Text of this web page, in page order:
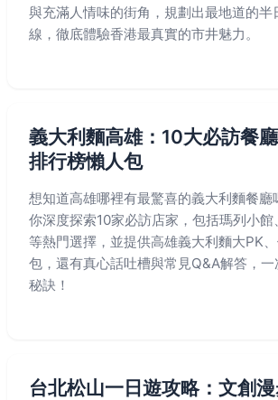
與充滿人情味的街角，規劃出最地道的半
線，徹底體驗香港最真實的市井魅力。
義大利麵高雄：10大必訪餐
排行榜懶人包
想知道高雄哪裡有最驚喜的義大利麵餐廳
你深度探索10家必訪店家，包括瑪列小
等熱門選擇，並提供高雄義大利麵大PK
包，還有真心話吐槽與常見Q&A解答，
秘訣！
台北松山一日遊攻略：文創